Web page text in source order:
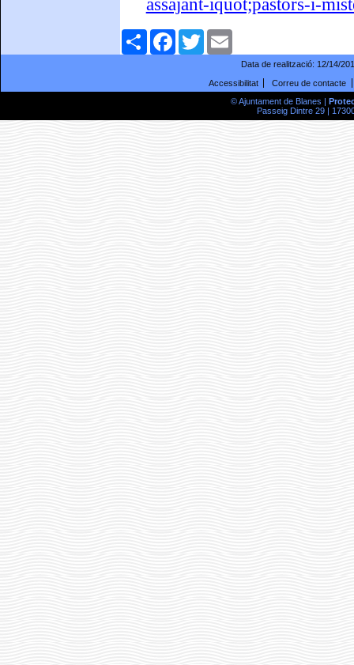
assajant-iquot;pastors-i-
ComparteixFacebookTwitter
Data de realització: 12/14/
Accessibilitat
Correu de contacte
© Ajuntament de Blanes |
Passeig Dintre 29 |